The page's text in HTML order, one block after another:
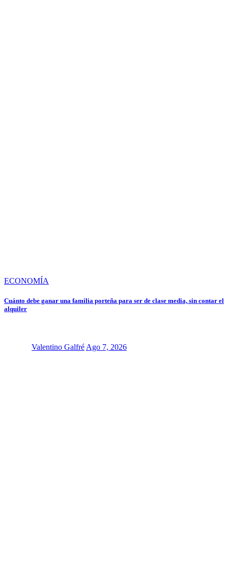
ECONOMÍA
Cuánto debe ganar una familia porteña para ser de clase media, sin contar el
alquiler
Valentino Galfré Ago 7, 2026